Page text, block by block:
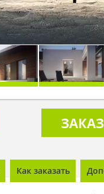
Как заказать